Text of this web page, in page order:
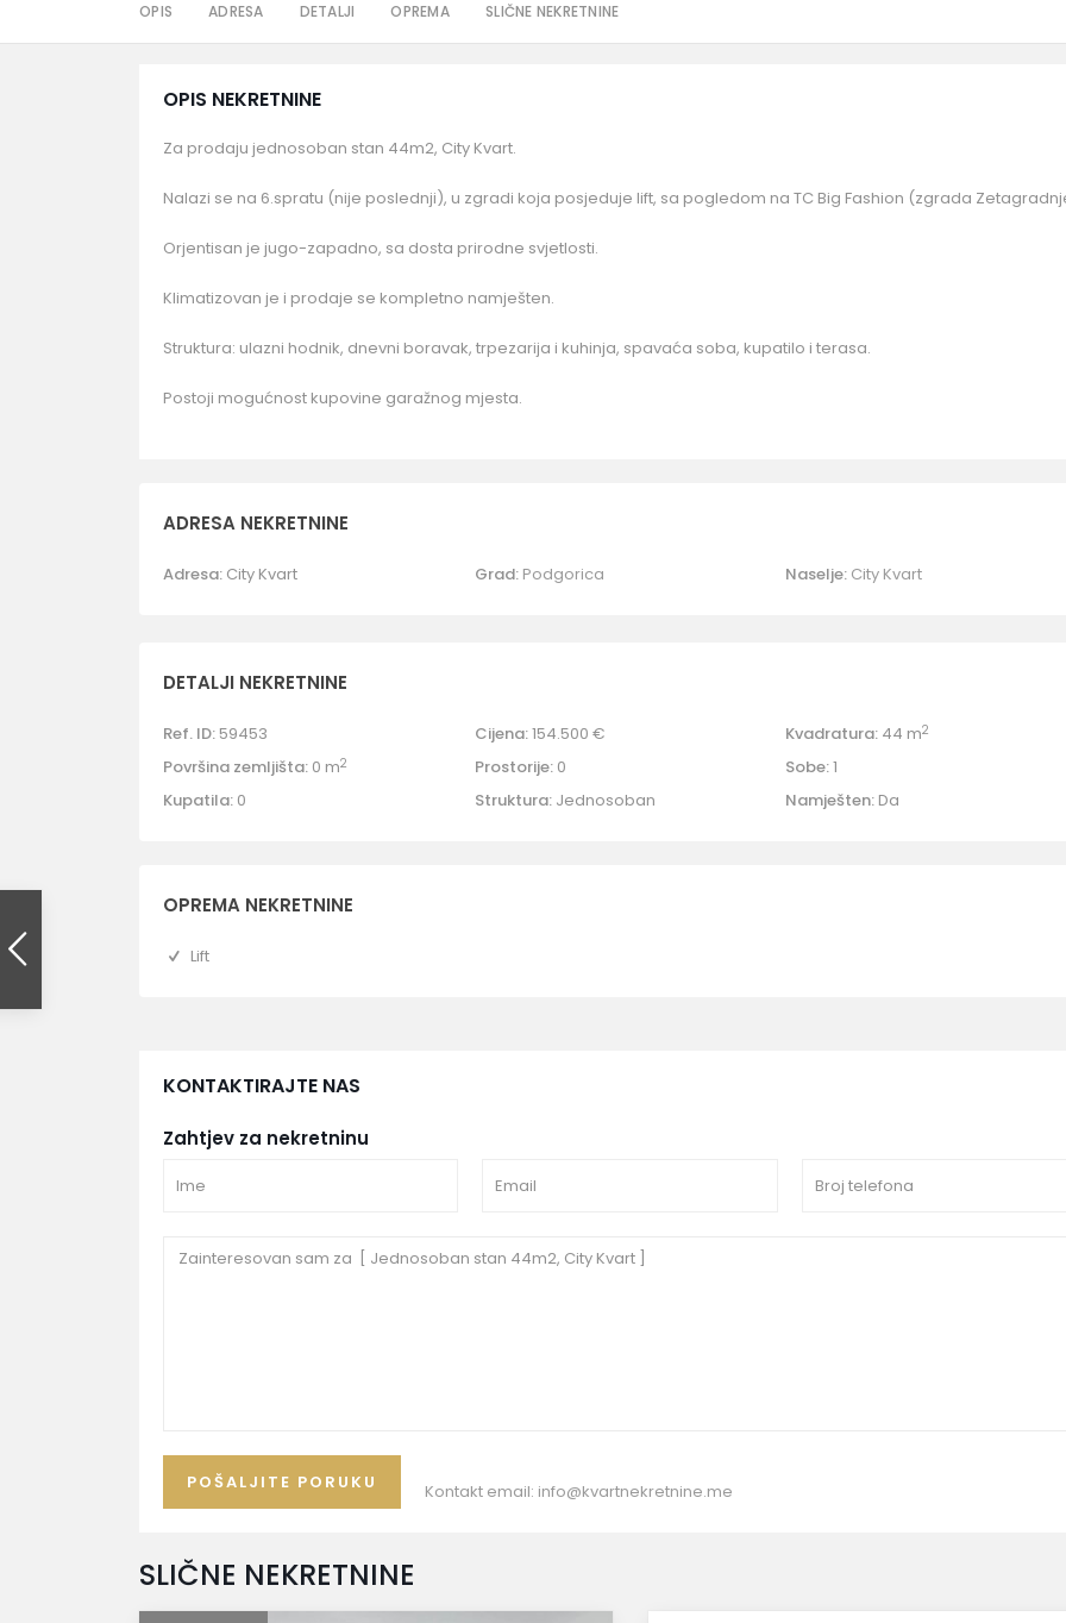
OPIS ADRESA DETALJI OPREMA SLIČNE NEKRETNINE
OPIS NEKRETNINE
Za prodaju jednosoban stan 44m2, City Kvart.
Nalazi se na 6.spratu (nije poslednji), u zgradi koja posjeduje lift, sa pogledom na TC Big Fashion (zgrada
Orjentisan je jugo-zapadno, sa dosta prirodne svjetlosti.
Klimatizovan je i prodaje se kompletno namješten.
Struktura: ulazni hodnik, dnevni boravak, trpezarija i kuhinja, spavaća soba, kupatilo i terasa.
Postoji mogućnost kupovine garažnog mjesta.
ADRESA NEKRETNINE
Adresa: City Kvart Grad: Podgorica Naselje: City Kvart
DETALJI NEKRETNINE
Ref. ID: 59453 Cijena:154.500 € Kvadratura: 44 m2
Površina zemljišta: 0 m2 Prostorije:0 Sobe:1
Kupatila: 0 Struktura:Jednosoban Namješten: Da
OPREMA NEKRETNINE
Lift
KONTAKTIRAJTE NAS
Zahtjev za nekretninu
Kontakt email: info@kvartnekretnine.me
SLIČNE NEKRETNINE